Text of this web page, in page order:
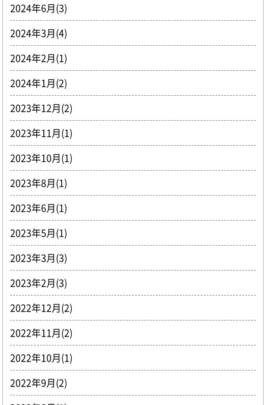
2024年6月(3)
2024年3月(4)
2024年2月(1)
2024年1月(2)
2023年12月(2)
2023年11月(1)
2023年10月(1)
2023年8月(1)
2023年6月(1)
2023年5月(1)
2023年3月(3)
2023年2月(3)
2022年12月(2)
2022年11月(2)
2022年10月(1)
2022年9月(2)